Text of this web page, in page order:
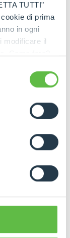
TUTTI"
di prima
in ogni
modificare il
e
in ogni
ai
procedura.